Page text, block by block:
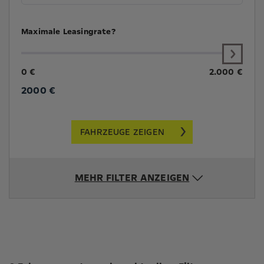
Maximale Leasingrate?
0 € 2.000 €
2000 €
FAHRZEUGE ZEIGEN
MEHR FILTER ANZEIGEN